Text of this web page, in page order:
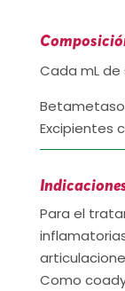
Cada mL
Excipientes
Para el
Como